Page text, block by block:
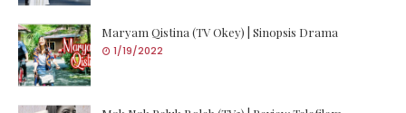
Maryam Qistina (TV Okey) | Sinopsis Drama
1/19/2022